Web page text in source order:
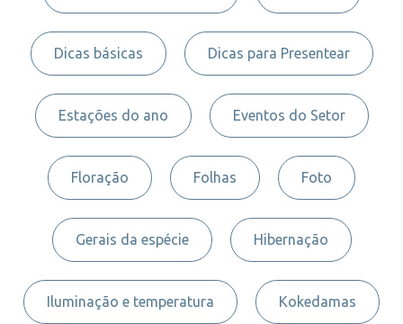
Dicas básicas Dicas para Presentear
Estações do ano Eventos do Setor
Floração Folhas Foto
Gerais da espécie Hibernação
Iluminação e temperatura Kokedamas